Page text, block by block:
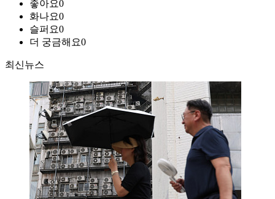
좋아요0
화나요0
슬퍼요0
더 궁금해요0
최신뉴스